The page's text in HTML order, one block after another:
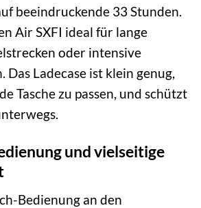
beeindruckende 33 Stunden.
Air SXFI ideal für lange
oder intensive
Ladecase ist klein genug,
Tasche zu passen, und schützt
und vielseitige
Bedienung an den